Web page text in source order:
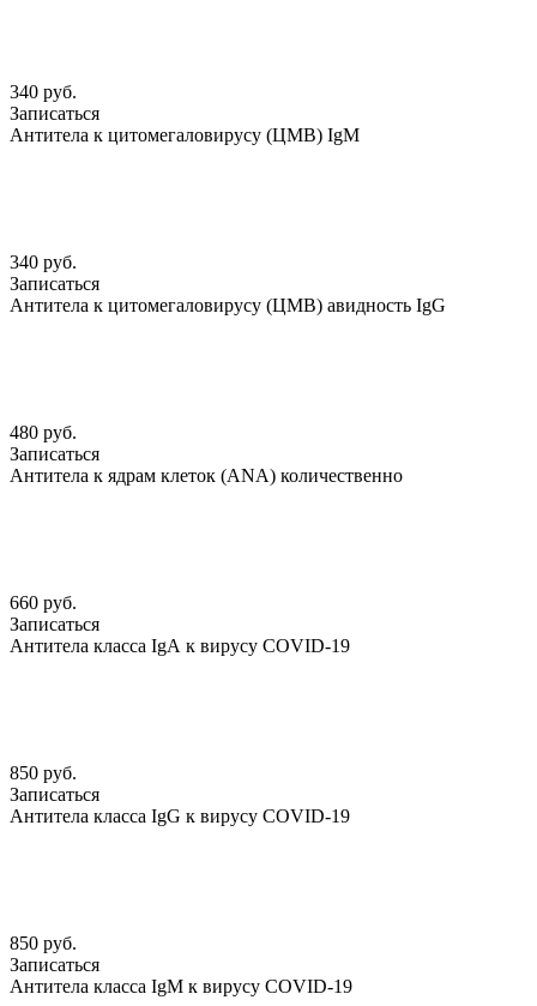
340 руб.
Записаться
Антитела к цитомегаловирусу (ЦМВ) IgМ
340 руб.
Записаться
Антитела к цитомегаловирусу (ЦМВ) авидность IgG
480 руб.
Записаться
Антитела к ядрам клеток (АNА) количественно
660 руб.
Записаться
Антитела класса IgА к вирусу COVID-19
850 руб.
Записаться
Антитела класса IgG к вирусу COVID-19
850 руб.
Записаться
Антитела класса IgM к вирусу COVID-19